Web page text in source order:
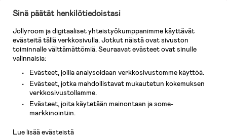
vaatteet vauvoille ja lapsille, inspiroivia sisustustuotteita lastenhuoneeseen,
lastentarvikkeita sekä paljon muuta. Meiltä löydät lukuisia tunnettuja
KidKraft, Ergobaby, Philips Avent, Neonate, Cybex, LEGO ja monia muita!
Tervetuloa shoppailemaan Pohjoismaiden suurimpaan lastentarvikkeiden
verkkokauppaan!
Sinä päätät henkilötiedoistasi
Jollyroom ja digitaaliset yhteistyökumppanimme käyttävät
evästeitä tällä verkkosivulla. Jotkut näistä ovat sivuston
toiminnalle välttämättömiä. Seuraavat evästeet ovat sinulle
valinnaisia:
Evästeet, joilla analysoidaan verkkosivustomme käyttöä.
Evästeet, jotka mahdollistavat mukautetun kokemuksen
verkkosivustollamme.
Evästeet, joita käytetään mainontaan ja some-
markkinointiin.
Lue lisää evästeistä